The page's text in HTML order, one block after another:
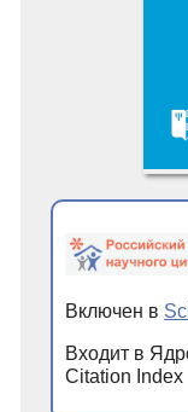
Включен в
Входит в
Citation Index